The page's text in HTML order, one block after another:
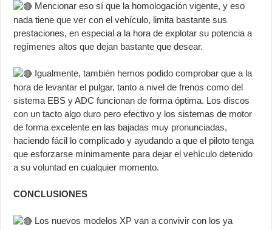
Mencionar eso sí que la homologación vigente, y eso
nada tiene que ver con el vehículo, limita bastante sus
prestaciones, en especial a la hora de explotar su potencia a
regímenes altos que dejan bastante que desear.
Igualmente, también hemos podido comprobar que a la
hora de levantar el pulgar, tanto a nivel de frenos como del
sistema EBS y ADC funcionan de forma óptima. Los discos
con un tacto algo duro pero efectivo y los sistemas de motor
de forma excelente en las bajadas muy pronunciadas,
haciendo fácil lo complicado y ayudando a que el piloto tenga
que esforzarse mínimamente para dejar el vehículo detenido
a su voluntad en cualquier momento.
CONCLUSIONES
Los nuevos modelos XP van a convivir con los ya